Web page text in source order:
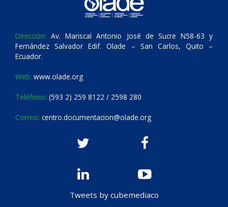
Dirección: Av. Mariscal Antonio José de Sucre N58-63 y
Fernández Salvador Edif. Olade – San Carlos, Quito –
Ecuador.
Web: www.olade.org
Teléfono: (593 2) 259 8122 / 2598 280
Correo: centro.documentacion@olade.org
Tweets by cubemediaco